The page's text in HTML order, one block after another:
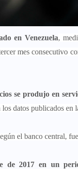
en Venezuela,
mes consecutivo
se produjo en
datos publicados en
el banco central,
de 2017 en un